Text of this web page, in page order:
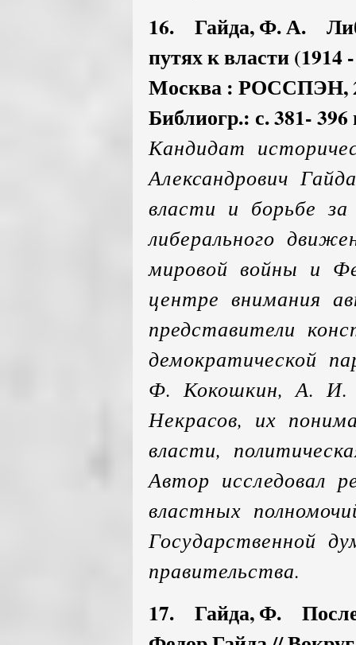
16. Гайда, Ф. А.
путях к власти (1914
Москва : РОССПЭН,
Библиогр.: с. 381-
Кандидат
Александрович
власти и борьбе за
либерального
мировой войны и
центре внимания
представители
демократической
Ф. Кокошкин, А.
Некрасов, их
власти,
Автор исследовал
властных
Государственной
правительства.
17. Гайда, Ф.